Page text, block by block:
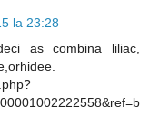
la 23:28
as combina liliac,